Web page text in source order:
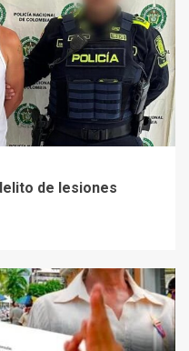
de lesiones